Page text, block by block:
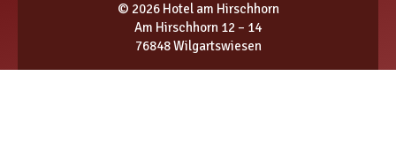
© 2026 Hotel am Hirschhorn
Am Hirschhorn 12 – 14
76848Wilgartswiesen